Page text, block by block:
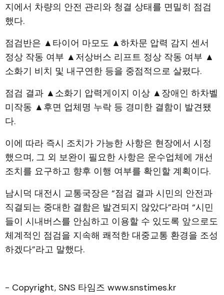
지에서 차량의 안전 관리와 청결 상태를 면밀히 점검
했다.
점검반은 ▲타이어 마모도 ▲하차문 압력 감지 센서
정상 작동 여부 ▲저상버스 리프트 정상 작동 여부 ▲
소화기 비치 및 내구연한 등을 중점적으로 살폈다.
점검 결과 ▲소화기 압력게이지 이상 ▲장애인 하차벨
미작동 ▲후면 업체명 누락 등 경미한 결함이 발견됐
다.
이에 따라 즉시 조치가 가능한 사항은 현장에서 시정
했으며, 그 외 보완이 필요한 사항은 운수업체에 개선
조치를 요구하고 향후 이행 여부를 확인할 계획이다.
남시덕 대전시 교통국장은 “점검 결과 시민의 안전과
직결되는 중대한 결함은 발견되지 않았다”라며 “시민
들이 시내버스를 안심하고 이용할 수 있도록 앞으로도
체계적인 점검을 지속해 쾌적한 대중교통 환경을 조성
하겠다”라고 말했다.
- Copyright, SNS 타임즈 www.snstimes.kr